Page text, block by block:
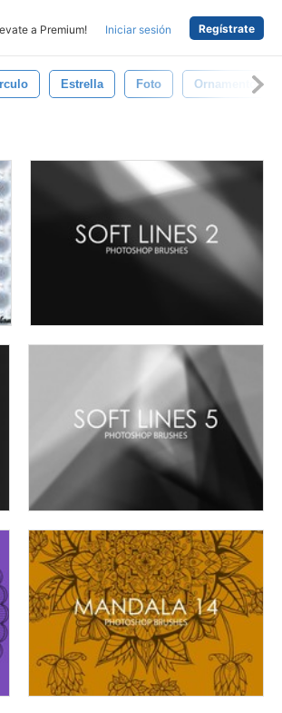
a Premium! Iniciar sesión Regístrate
Estrella Foto Ornamento